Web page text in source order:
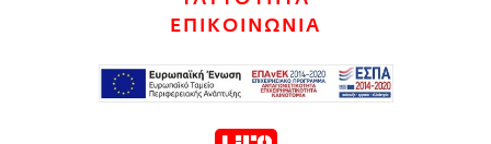
ΕΠΙΚΟΙΝΩΝΙΑ